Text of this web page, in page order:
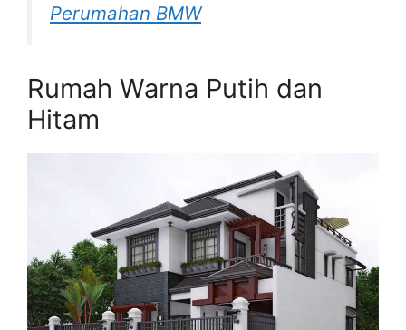
Perumahan BMW
Rumah Warna Putih dan
Hitam